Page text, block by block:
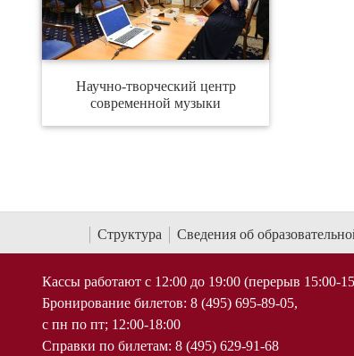
Научно-творческий центр
современной музыки
Структура Сведения об
Кассы работают с 12:00 до 19:00 (перерыв 15:00-
Бронирование билетов: 8 (495) 695-89-05,
с пн по пт; 12:00-18:00
Справки по билетам: 8 (495) 629-91-68